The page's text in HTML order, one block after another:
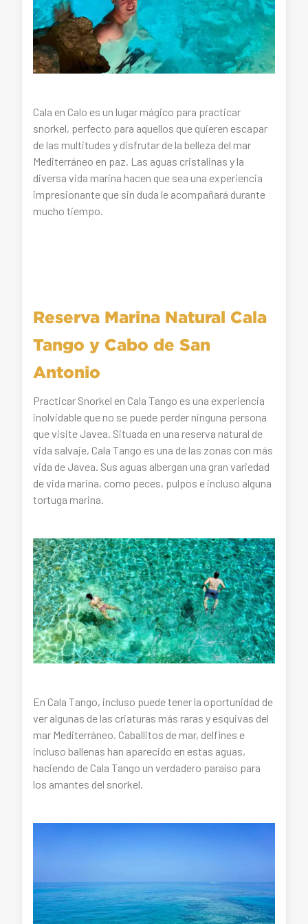
Cala en Calo es un lugar mágico para practicar
snorkel, perfecto para aquellos que quieren escapar
de las multitudes y disfrutar de la belleza del mar
Mediterráneo en paz. Las aguas cristalinas y la
diversa vida marina hacen que sea una experiencia
impresionante que sin duda le acompañará durante
mucho tiempo.
Reserva Marina Natural Cala
Tango y Cabo de San
Antonio
Practicar Snorkel en Cala Tango es una experiencia
inolvidable que no se puede perder ninguna persona
que visite Javea. Situada en una reserva natural de
vida salvaje, Cala Tango es una de las zonas con más
vida de Javea. Sus aguas albergan una gran variedad
de vida marina, como peces, pulpos e incluso alguna
tortuga marina.
En Cala Tango, incluso puede tener la oportunidad de
ver algunas de las criaturas más raras y esquivas del
mar Mediterráneo. Caballitos de mar, delfines e
incluso ballenas han aparecido en estas aguas,
haciendo de Cala Tango un verdadero paraíso para
los amantes del snorkel.